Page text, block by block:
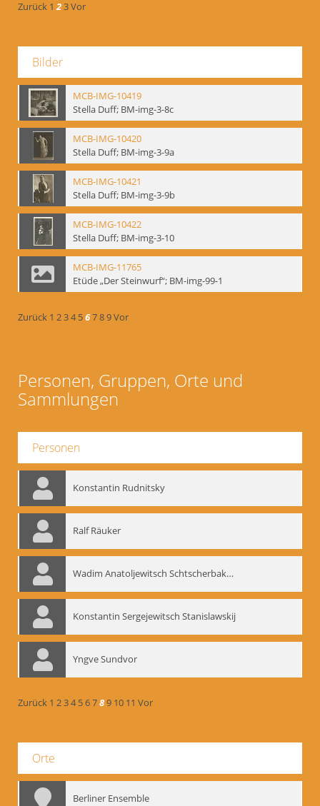
Zurück 1 23Vor
Bilder
MCB-IMG-10419
Stella Duff; BM-img-3-8c
MCB-IMG-10420
Stella Duff; BM-img-3-9a
MCB-IMG-10421
Stella Duff; BM-img-3-9b
MCB-IMG-10422
Stella Duff; BM-img-3-10
MCB-IMG-11765
Etüde „Der Steinwurf“; BM-img-99-1
Zurück 1 234 56789Vor
Personen, Gruppen, Orte und
Sammlungen
Personen
Konstantin Rudnitsky
Ralf Räuker
Wadim Anatoljewitsch Schtscherbakow
Konstantin Sergejewitsch Stanislawskij
Yngve Sundvor
Zurück 1 234 56789 10 11 Vor
Orte
Berliner Ensemble